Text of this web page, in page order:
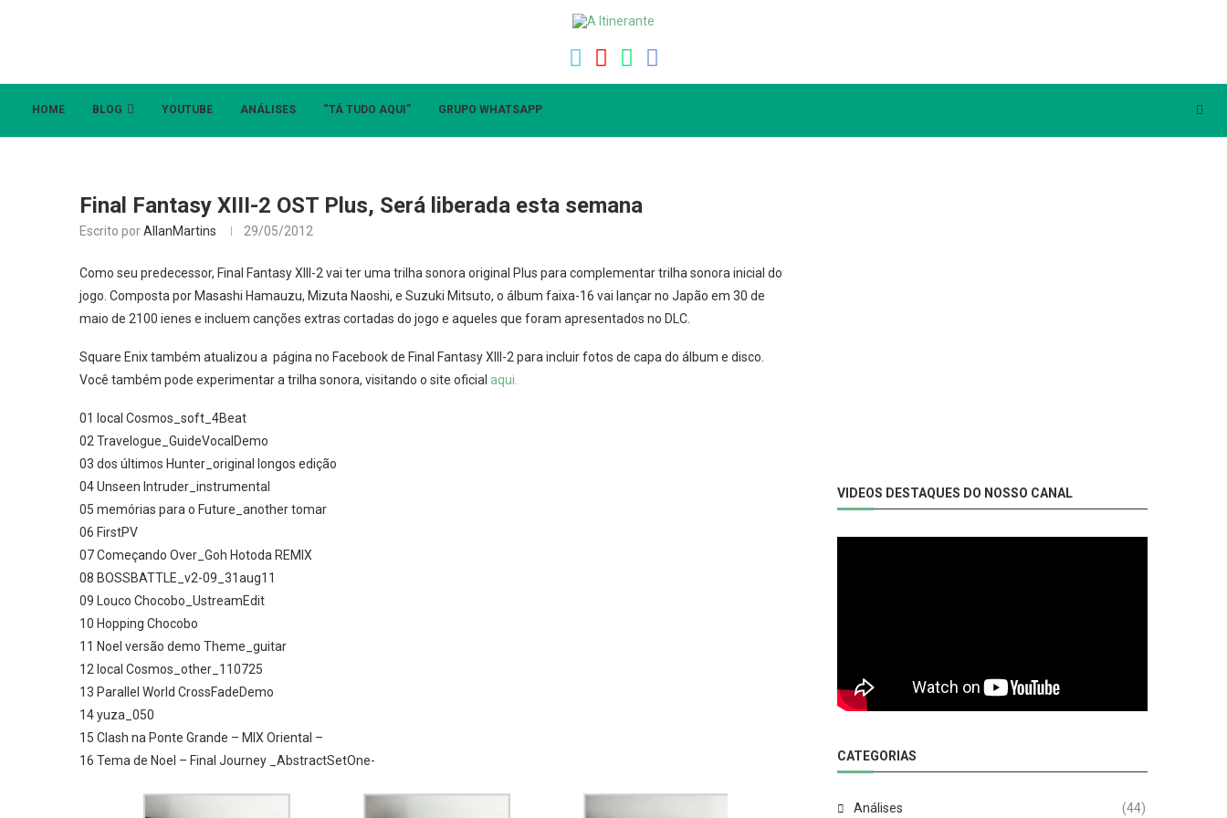
HOME BLOG YOUTUBE ANÁLISES “TÁ TUDO AQUI” GRUPO WHATSAPP
Final Fantasy XIII-2 OST Plus, Será liberada esta semana
Escrito porAllanMartins 29/05/2012
Como seu predecessor, Final Fantasy XIII-2 vai ter uma trilha sonora original Plus para complementar trilha sonora inicial do
jogo. Composta por Masashi Hamauzu, Mizuta Naoshi, e Suzuki Mitsuto, o álbum faixa-16 vai lançar no Japão em 30 de
maio de 2100 ienes e incluem canções extras cortadas do jogo e aqueles que foram apresentados no DLC.
Square Enix também atualizou a página no Facebook de Final Fantasy XIII-2 para incluir fotos de capa do álbum e disco.
Você também pode experimentar a trilha sonora, visitando o site oficial aqui.
01 local Cosmos_soft_4Beat
02 Travelogue_GuideVocalDemo
03 dos últimos Hunter_original longos edição
04 Unseen Intruder_instrumental
05 memórias para o Future_another tomar
06 FirstPV
07 Começando Over_Goh Hotoda REMIX
08 BOSSBATTLE_v2-09_31aug11
09 Louco Chocobo_UstreamEdit
10 Hopping Chocobo
11 Noel versão demo Theme_guitar
12 local Cosmos_other_110725
13 Parallel World CrossFadeDemo
14 yuza_050
15 Clash na Ponte Grande – MIX Oriental –
16 Tema de Noel – Final Journey _AbstractSetOne-
VIDEOS DESTAQUES DO NOSSO CANAL
CATEGORIAS
Análises (44)